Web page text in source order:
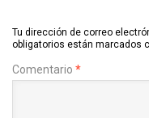
Tu dirección de correo
obligatorios están marcados
Comentario *